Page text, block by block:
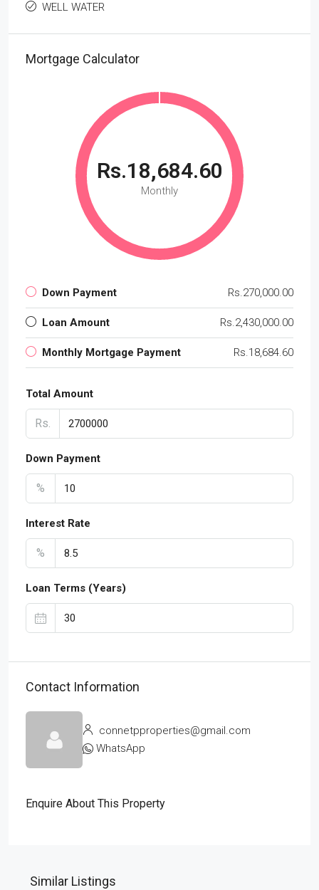
WELL WATER
Mortgage Calculator
Rs.18,684.60
Monthly
Down Payment Rs.270,000.00
Loan Amount Rs.2,430,000.00
Monthly Mortgage Payment Rs.18,684.60
Total Amount
Rs.
Down Payment
%
Interest Rate
%
Loan Terms (Years)
Contact Information
connetpproperties@gmail.com
WhatsApp
Enquire About This Property
Similar Listings